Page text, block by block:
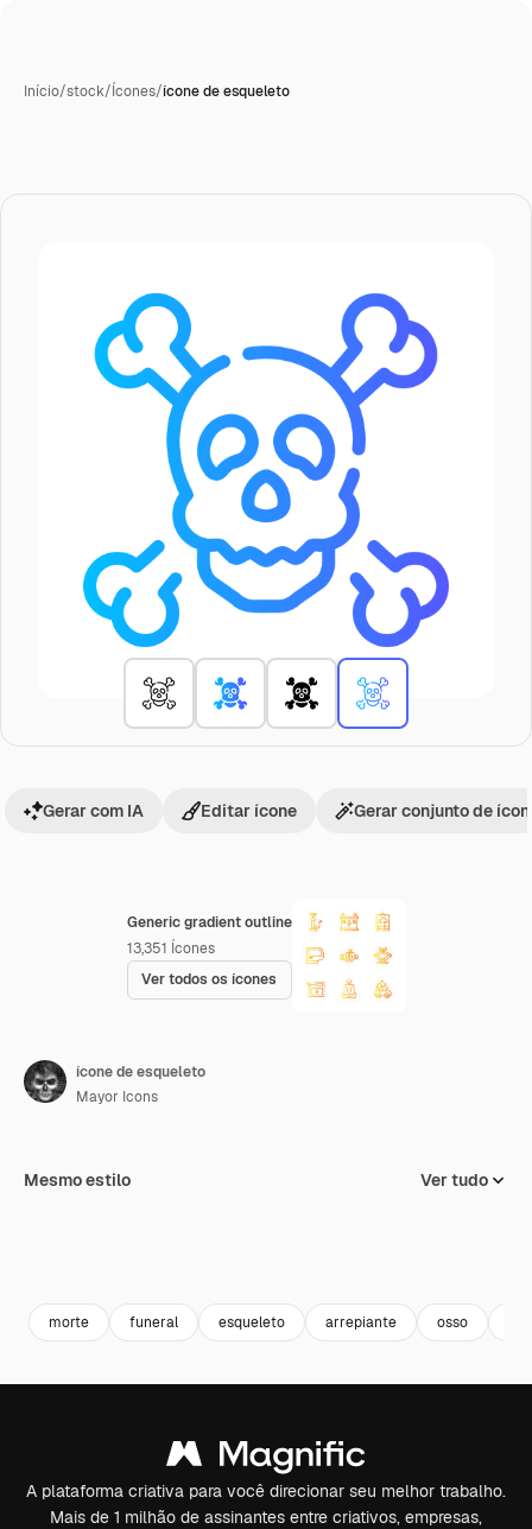
Início/stock/Ícones/ícone de esqueleto
Generic gradient outline
13,351 Ícones
Ver todos os ícones
Gerar com IA Editar ícone Gerar conjunto de
ícone de esqueleto
Mayor Icons
Mesmo estilo Ver tudo
morte funeral esqueleto arrepiante osso
A plataforma criativa para você direcionar seu melhor trabalho.
Mais de 1 milhão de assinantes entre criativos, empresas,